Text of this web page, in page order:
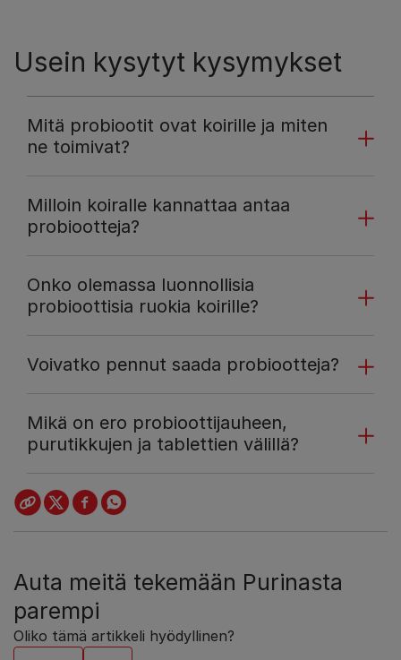
Usein kysytyt kysymykset
Mitä probiootit ovat koirille ja miten
ne toimivat?
Milloin koiralle kannattaa antaa
probiootteja?
Onko olemassa luonnollisia
probioottisia ruokia koirille?
Voivatko pennut saada probiootteja?
Mikä on ero probioottijauheen,
purutikkujen ja tablettien välillä?
Auta meitä tekemään Purinasta
parempi
Oliko tämä artikkeli hyödyllinen?